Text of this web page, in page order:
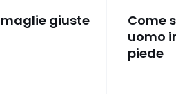
giuste
Come
uomo
piede